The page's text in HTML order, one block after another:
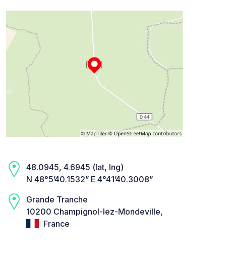
48.0945, 4.6945 (lat, lng)
N 48°5’40.1532” E 4°41’40.3008”
Grande Tranche
10200 Champignol-lez-Mondeville,
France